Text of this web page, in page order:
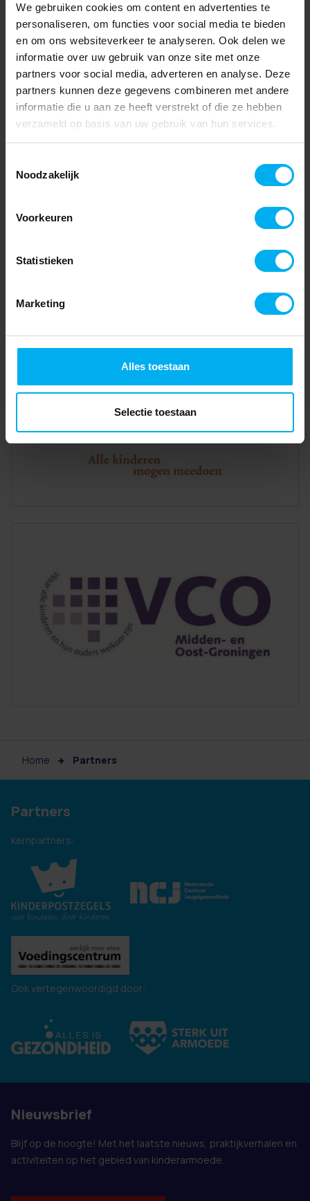
We gebruiken cookies om content en advertenties te
personaliseren, om functies voor social media te bieden
en om ons websiteverkeer te analyseren. Ook delen we
informatie over uw gebruik van onze site met onze
partners voor social media, adverteren en analyse. Deze
partners kunnen deze gegevens combineren met andere
informatie die u aan ze heeft verstrekt of die ze hebben
verzameld op basis van uw gebruik van hun services.
Noodzakelijk
Voorkeuren
Statistieken
Marketing
Alles toestaan
Selectie toestaan
Home Partners
Partners
Kernpartners:
Ook vertegenwoordigd door:
Nieuwsbrief
Blijf op de hoogte! Met het laatste nieuws, praktijkverhalen en
activiteiten op het gebied van kinderarmoede.